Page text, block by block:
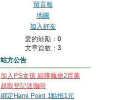
留言板
地圖
加入好友
愛的鼓勵： 0
文章篇數： 3
站方公告
加入PS女孩 組隊瘋搶2百萬
超取登記送咖啡
綁定Hami Point 1點抵1元